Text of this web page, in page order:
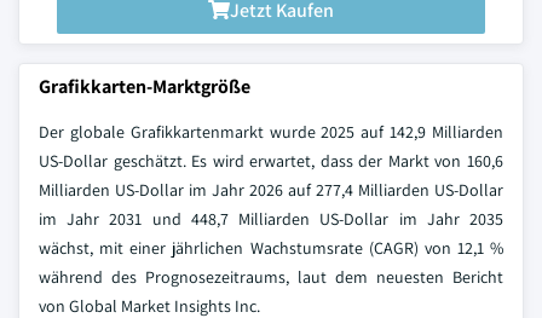
Jetzt Kaufen
Grafikkarten-Marktgröße
Der globale Grafikkartenmarkt wurde 2025 auf 142,9 Milliarden
US-Dollar geschätzt. Es wird erwartet, dass der Markt von 160,6
Milliarden US-Dollar im Jahr 2026 auf 277,4 Milliarden US-Dollar
im Jahr 2031 und 448,7 Milliarden US-Dollar im Jahr 2035
wächst, mit einer jährlichen Wachstumsrate (CAGR) von 12,1 %
während des Prognosezeitraums, laut dem neuesten Bericht
von Global Market Insights Inc.